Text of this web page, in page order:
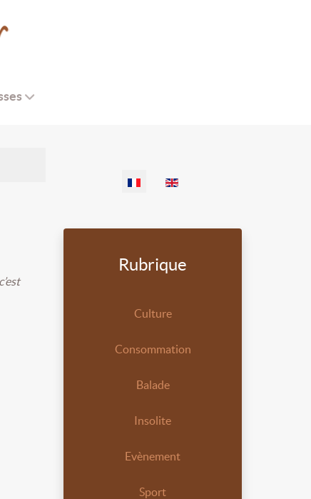
Sélectionnez votre langue
Rubrique
Culture
Consommation
Balade
Insolite
Evènement
Sport